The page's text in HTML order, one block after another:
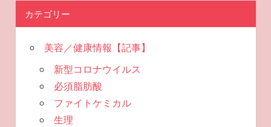
カテゴリー
美容／健康情報【記事】
新型コロナウイルス
必須脂肪酸
ファイトケミカル
生理